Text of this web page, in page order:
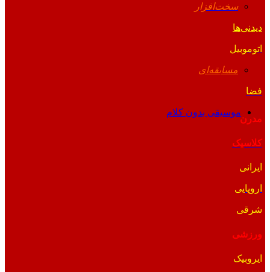
سخت‌افزار
دیدنی‌ها
اتوموبیل
مسابقه‌ای
فضا
موسیقی بدون کلام
مدرن
کلاسیک
ایرانی
اروپایی
شرقی
ورزشی
ایروبیک